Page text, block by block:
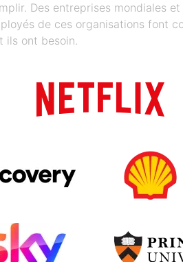
Des entreprises mondiales
de ces organisations font
ils ont besoin.